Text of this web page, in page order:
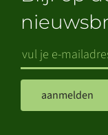
aanmelden